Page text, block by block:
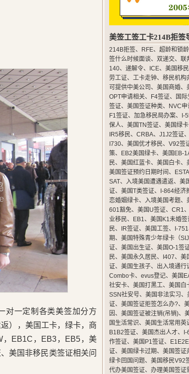
对一定制各类美签加分方
），美国工卡，绿卡，商
EB1C，EB3，EB5，美
美国非移民类签证相关问
美签工签工卡214B拒签
214B拒签、 RFE、 超龄和锁龄
签什么时候面谈、 双递交、 联
140、 递解令、 ICE、 美国移
劳工证、 工卡走钟、 移民机构
可提供中美公司 、 美国商婚、
OPT申请相关、 F4签证、 国际
签证、 美国签证种类、 NVC申
F1签证、 加急移民局办案、 I-
保人、 美国TN签证、 美国绿
IR5移民、 CRBA、 J1J2签证、
I730、 美国优才移民、 V92签
策、 EB2美国绿卡、 美国EB-
民、 美国红蓝卡、 美国白卡、
美国签证预约日期时间 、 ESTA
SAT、 入境美国遭遇遣返、 美
证、 美国T类签证、 I-864经济
恋婚姻绿卡、 入境美国考题、
601豁免、 美国U签证、 CR1、
业移民、 EB1、 美国K1未婚签
民、 IR签证、 美国工签、 I-751
期、 美国特殊青少年绿卡（SIJ
证、 美国出生证、 美国O-1签
民、 美国永久居民、 I407、 美
证、 美国生孩子、 出入境通行
Combo卡、 evus登记、 美国
社安卡、 美国打黑工、 美国白
SSN社安号、 美国非法实习、
证、 美国签证拒签怎么办?、
因、 美国签证被注销(吊销)、
国生活常识、 美国生活常用英
B1B2签证、 美国杰出人才、
作签证、 美国P1签证、
证、 美国绿卡过期、 美国签证
绿卡回国问题、 美国移民V92
代办美国签证、 办理美国签证